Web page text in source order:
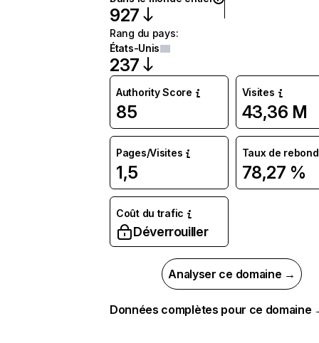
927
Rang du pays:
États-Unis
237
Authority Score
85
Visites
43,36 M
Pages/Visites
1,5
Taux de rebond
78,27 %
Coût du trafic
Déverrouiller
Analyser ce domaine →
Données complètes pour ce domaine